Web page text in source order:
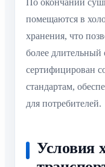
помещаются в
хранения, что
более
сертифицирован
стандартам,
для потребителей.
Условия